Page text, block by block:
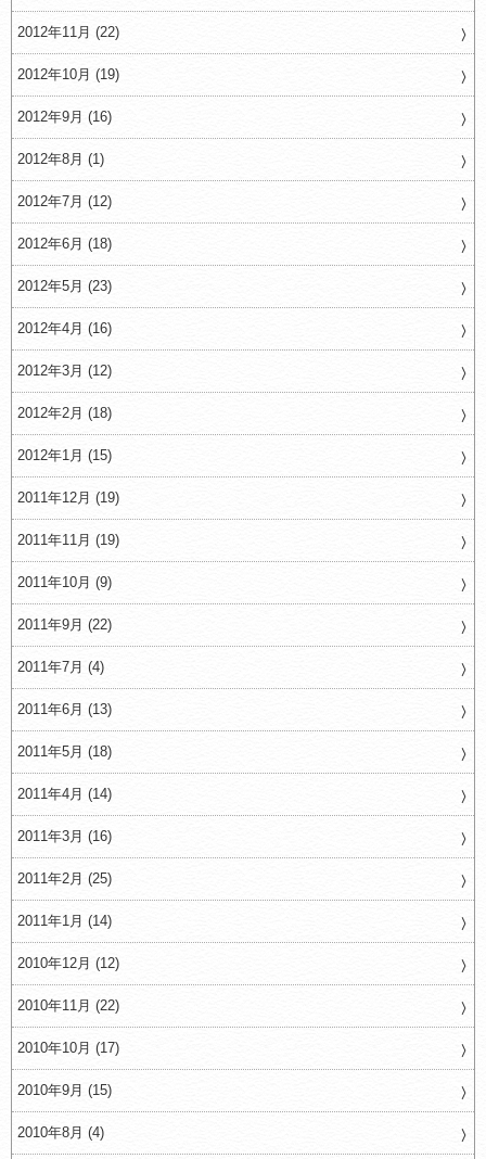
2012年11月 (22)
2012年10月 (19)
2012年9月 (16)
2012年8月 (1)
2012年7月 (12)
2012年6月 (18)
2012年5月 (23)
2012年4月 (16)
2012年3月 (12)
2012年2月 (18)
2012年1月 (15)
2011年12月 (19)
2011年11月 (19)
2011年10月 (9)
2011年9月 (22)
2011年7月 (4)
2011年6月 (13)
2011年5月 (18)
2011年4月 (14)
2011年3月 (16)
2011年2月 (25)
2011年1月 (14)
2010年12月 (12)
2010年11月 (22)
2010年10月 (17)
2010年9月 (15)
2010年8月 (4)